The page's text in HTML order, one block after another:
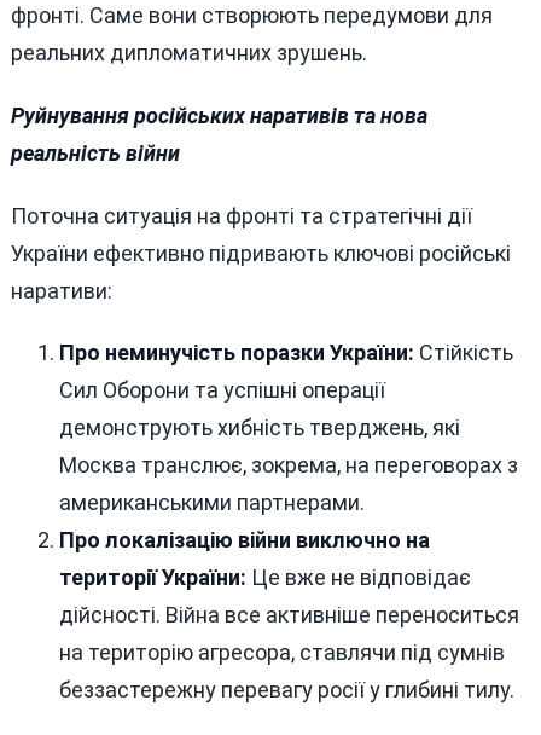
фронті. Саме вони створюють передумови для
реальних дипломатичних зрушень.
Руйнування російських наративів та нова
реальність війни
Поточна ситуація на фронті та стратегічні дії
України ефективно підривають ключові російські
наративи:
Про неминучість поразки України: Стійкість
Сил Оборони та успішні операції
демонструють хибність тверджень, які
Москва транслює, зокрема, на переговорах з
американськими партнерами.
Про локалізацію війни виключно на
території України: Це вже не відповідає
дійсності. Війна все активніше переноситься
на територію агресора, ставлячи під сумнів
беззастережну перевагу росії у глибині тилу.